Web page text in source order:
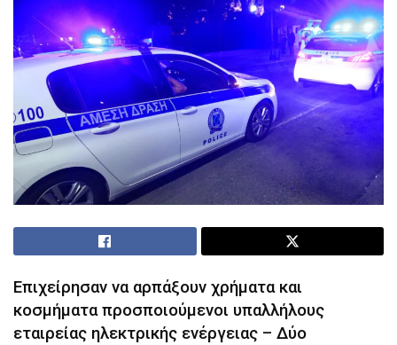
Επιχείρησαν να αρπάξουν χρήματα και
κοσμήματα προσποιούμενοι υπαλλήλους
εταιρείας ηλεκτρικής ενέργειας – Δύο